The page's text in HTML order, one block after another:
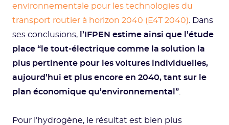
environnementale pour les technologies du
transport routier à horizon 2040 (E4T 2040) . Dans
ses conclusions, l’IFPEN estime ainsi que l’étude
place “le tout-électrique comme la solution la
plus pertinente pour les voitures individuelles,
aujourd’hui et plus encore en 2040, tant sur le
plan économique qu’environnemental”
Pour l’hydrogène, le résultat est bien plus